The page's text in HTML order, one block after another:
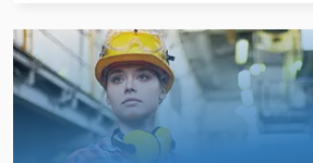
Cws 500
Dsd 201
Fng 40 Cnc